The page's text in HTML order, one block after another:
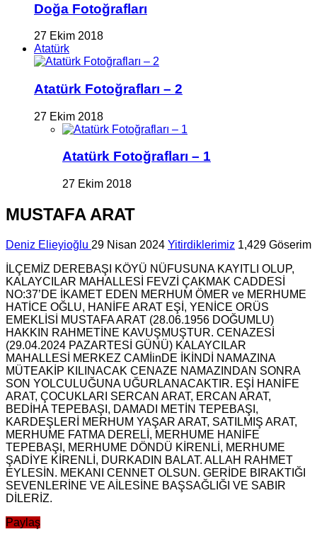
Doğa Fotoğrafları
27 Ekim 2018
Atatürk
Atatürk Fotoğrafları – 2
27 Ekim 2018
Atatürk Fotoğrafları – 1
27 Ekim 2018
MUSTAFA ARAT
Deniz Elieyioğlu 29 Nisan 2024 Yitirdiklerimiz 1,429 Göserim
İLÇEMİZ DEREBAŞI KÖYÜ NÜFUSUNA KAYITLI OLUP,
KALAYCILAR MAHALLESİ FEVZİ ÇAKMAK CADDESİ
NO:37’DE İKAMET EDEN MERHUM ÖMER ve MERHUME
HATİCE OĞLU, HANİFE ARAT EŞİ, YENİCE ORÜS
EMEKLİSİ MUSTAFA ARAT (28.06.1956 DOĞUMLU)
HAKKIN RAHMETİNE KAVUŞMUŞTUR. CENAZESİ
(29.04.2024 PAZARTESİ GÜNÜ) KALAYCILAR
MAHALLESİ MERKEZ CAMİinDE İKİNDİ NAMAZINA
MÜTEAKİP KILINACAK CENAZE NAMAZINDAN SONRA
SON YOLCULUĞUNA UĞURLANACAKTIR. EŞİ HANİFE
ARAT, ÇOCUKLARI SERCAN ARAT, ERCAN ARAT,
BEDİHA TEPEBAŞI, DAMADI METİN TEPEBAŞI,
KARDEŞLERİ MERHUM YAŞAR ARAT, SATILMIŞ ARAT,
MERHUME FATMA DERELİ, MERHUME HANİFE
TEPEBAŞI, MERHUME DÖNDÜ KİRENLİ, MERHUME
ŞADİYE KİRENLİ, DURKADIN BALAT. ALLAH RAHMET
EYLESİN. MEKANI CENNET OLSUN. GERİDE BIRAKTIĞI
SEVENLERİNE VE AİLESİNE BAŞSAĞLIĞI VE SABIR
DİLERİZ.
Paylaş